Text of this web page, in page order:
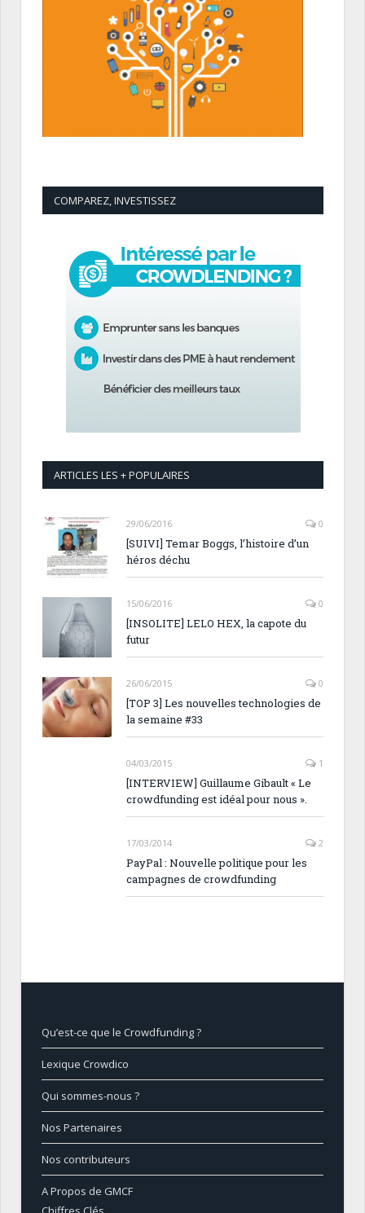
COMPAREZ, INVESTISSEZ
ARTICLES LES + POPULAIRES
29/06/2016 0
[SUIVI] Temar Boggs, l’histoire d’un
héros déchu
15/06/2016 0
[INSOLITE] LELO HEX, la capote du
futur
26/06/2015 0
[TOP 3] Les nouvelles technologies de
la semaine #33
04/03/2015 1
[INTERVIEW] Guillaume Gibault « Le
crowdfunding est idéal pour nous ».
17/03/2014 2
PayPal : Nouvelle politique pour les
campagnes de crowdfunding
Qu’est-ce que le Crowdfunding ?
Lexique Crowdico
Qui sommes-nous ?
Nos Partenaires
Nos contributeurs
A Propos de GMCF